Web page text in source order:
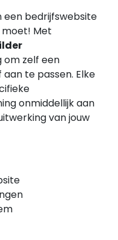
bedrijfswebsite
moet! Met
om zelf een
te passen. Elke
onmiddellijk aan
van jouw